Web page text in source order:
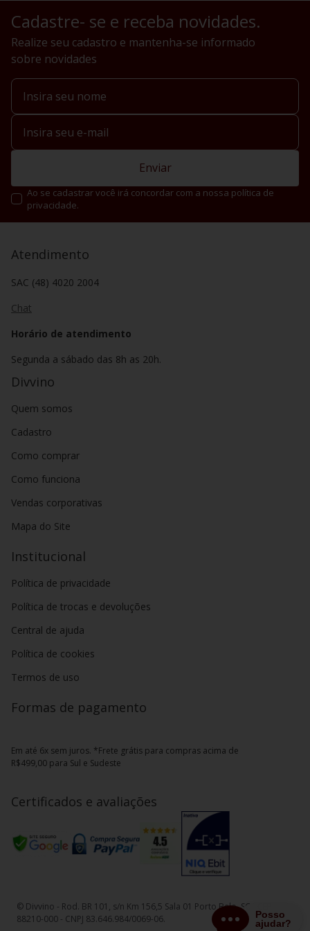
Cadastre- se e receba novidades.
Realize seu cadastro e mantenha-se informado
sobre novidades
Enviar
Ao se cadastrar você irá concordar com a nossa política de
privacidade.
Atendimento
SAC (48) 4020 2004
Chat
Horário de atendimento
Segunda a sábado das 8h as 20h.
Divvino
Quem somos
Cadastro
Como comprar
Como funciona
Vendas corporativas
Mapa do Site
Institucional
Política de privacidade
Política de trocas e devoluções
Central de ajuda
Política de cookies
Termos de uso
Formas de pagamento
Em até 6x sem juros. *Frete grátis para compras acima de
R$499,00 para Sul e Sudeste
Certificados e avaliações
© Divvino - Rod. BR 101, s/n Km 156,5 Sala 01 Porto Belo, SC - CEP
88210-000 - CNPJ 83.646.984/0069-06.